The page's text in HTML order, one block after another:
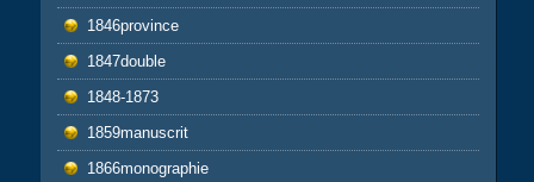
1846province
1847double
1848-1873
1859manuscrit
1866monographie